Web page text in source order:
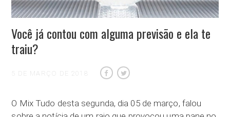
Você já contou com alguma previsão e ela te
traiu?
5 DE MARÇO DE 2018
O Mix Tudo desta segunda, dia 05 de março, falou